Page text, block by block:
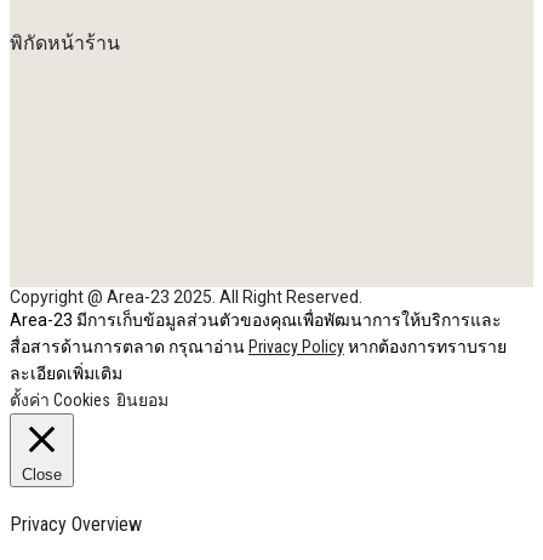
พิกัดหน้าร้าน
Copyright @ Area-23 2025. All Right Reserved.
Area-23 มีการเก็บข้อมูลส่วนตัวของคุณเพื่อพัฒนาการให้บริการและ
สื่อสารด้านการตลาด กรุณาอ่านPrivacy Policyหากต้องการทราบราย
ละเอียดเพิ่มเติม
ตั้งค่า Cookies ยินยอม
Close
Privacy Overview